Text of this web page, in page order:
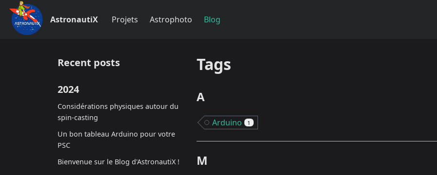
AstronautiX Projets Astrophoto Blog
Recent posts
2024
Considérations physiques autour du
spin-casting
Un bon tableau Arduino pour votre
PSC
Bienvenue sur le Blog d'AstronautiX !
Tags
A
Arduino 1
M